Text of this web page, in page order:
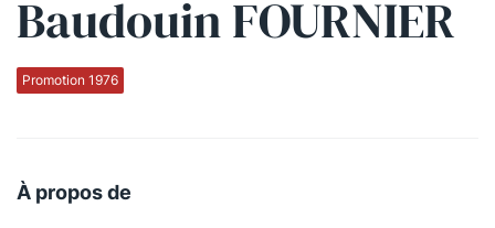
Baudouin FOURNIER
Promotion 1976
À propos de
Qui sommes-nous ?
La Conférence